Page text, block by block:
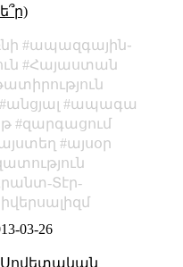
ապազգային֊
Հայաստան
անցյալ
ապագա
զարգացում
այսօր
Տէր-
03-26